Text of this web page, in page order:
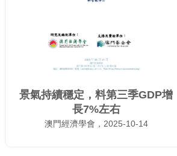
景氣持續穩定，料第三季GDP增
長7%左右
澳門經濟學會，2025-10-14